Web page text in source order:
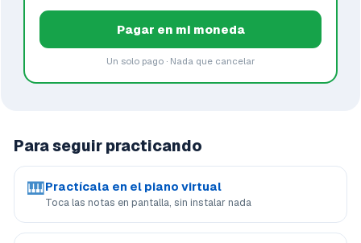
Pagar en mi moneda
Un solo pago · Nada que cancelar
Para seguir practicando
🎹Practícala en el piano virtual
Toca las notas en pantalla, sin instalar nada